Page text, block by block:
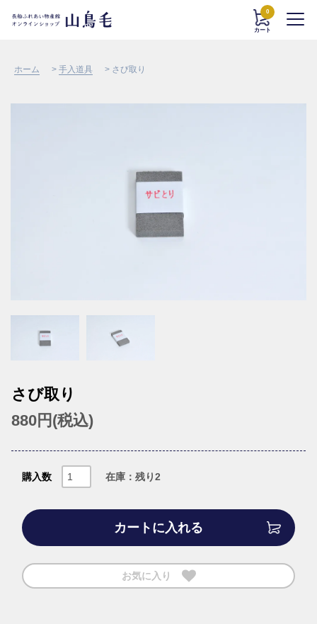
カート
0
ホーム > 手入道具 > さび取り
さび取り
880円(税込)
購入数 在庫：残り2
カートに入れる
お気に入り